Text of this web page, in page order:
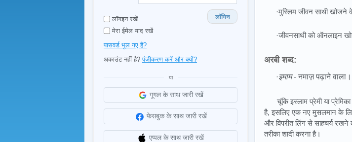
लॉगइन रखें
लॉगिन
मेरा ईमेल याद रखें
पासवर्ड भूल गए हैं?
अकाउंट नहीं है?पंजीकरण करें और क्यों?
या
गूगल के साथ जारी रखें
फेसबुक के साथ जारी रखें
एप्पल के साथ जारी रखें
·मुस्लिम जीवन साथी खोजने
·जीवनसाथी को ऑनलाइन
अरबी शब्द:
·इमाम- नमाज़ पढ़ाने वाला।
चूंकि इस्लाम प्रेमी या
है, इसलिए एक नए मुसलमान के
और विपरीत लिंग से साहचर्य रखने
तरीका शादी करना है।